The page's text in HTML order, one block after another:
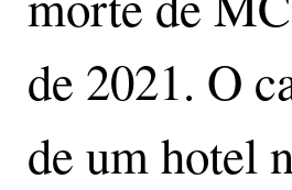
de 2021. O
de um hotel